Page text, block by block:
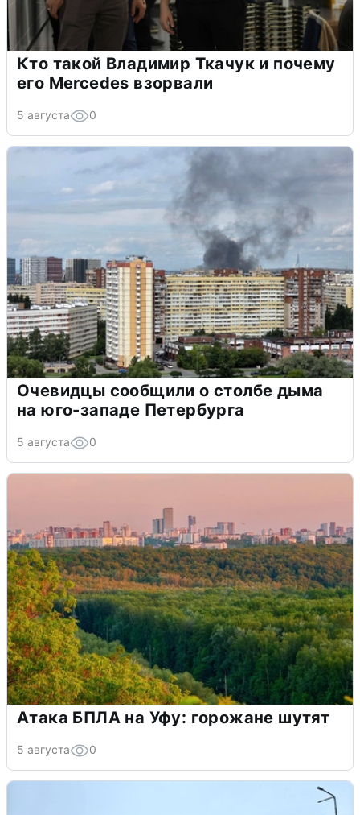
Кто такой Владимир Ткачук и почему
его Mercedes взорвали
5 августа 0
Очевидцы сообщили о столбе дыма
на юго-западе Петербурга
5 августа 0
Атака БПЛА на Уфу: горожане шутят
5 августа 0